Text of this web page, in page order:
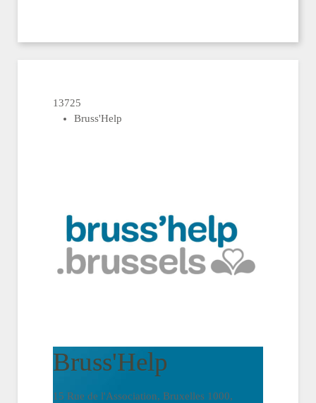
13725
Bruss'Help
Bruss'Help
15 Rue de l'Association, Bruxelles 1000,